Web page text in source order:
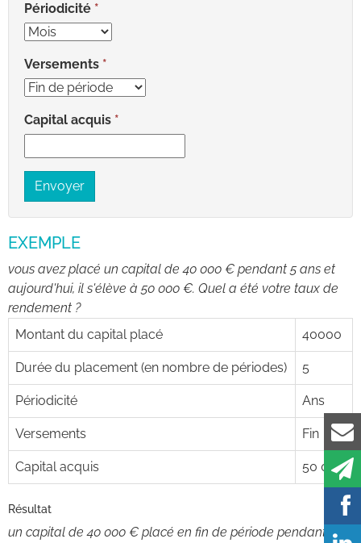
Périodicité
Versements
Capital acquis
Envoyer
EXEMPLE
vous avez placé un capital de 40 000 € pendant 5 ans et
aujourd'hui, il s'élève à 50 000 €. Quel a été votre taux de
rendement ?
Montant du capital placé
40000
Durée du placement (en nombre de périodes) 5
Périodicité Ans
Versements Fin
Capital acquis 50 000
Résultat
un capital de 40 000 € placé en fin de période pendant 5